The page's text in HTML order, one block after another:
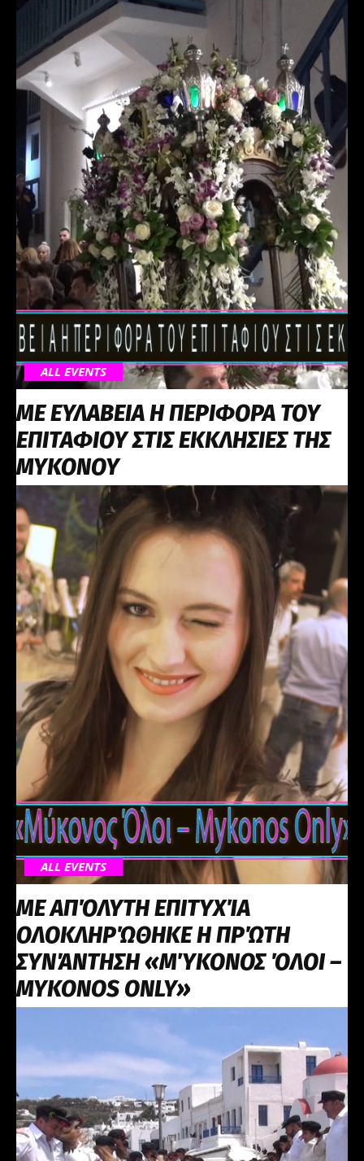
ALL EVENTS
ΜΕ ΕΥΛΑΒΕΙΑ Η ΠΕΡΙΦΟΡΑ ΤΟΥ
ΕΠΙΤΑΦΙΟΥ ΣΤΙΣ ΕΚΚΛΗΣΙΕΣ ΤΗΣ
ΜΥΚΟΝΟΥ
ALL EVENTS
ΜΕ ΑΠΌΛΥΤΗ ΕΠΙΤΥΧΊΑ
ΟΛΟΚΛΗΡΏΘΗΚΕ Η ΠΡΏΤΗ
ΣΥΝΆΝΤΗΣΗ «ΜΎΚΟΝΟΣ ΌΛΟΙ –
MYKONOS ONLY»